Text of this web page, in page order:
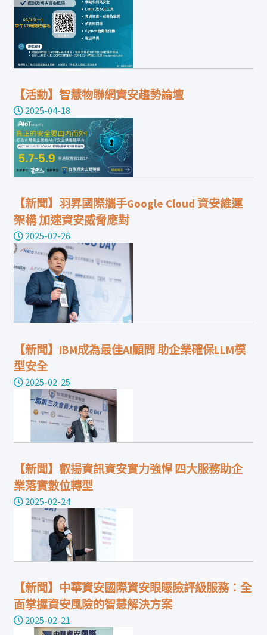
【活動】智慧物聯網資安趨勢論壇
2025-04-18
【新聞】羽昇國際攜手Google Cloud 資安維運
架構 加速資安威脅應對
2025-02-26
【新聞】IBM成為最佳AI顧問 助企業確保LLM模
型安全
2025-02-25
【新聞】叡揚資訊資安實力強悍 四大服務助企
業落實數位轉型
2025-02-24
【新聞】中華資安國際資安眼曝險評級服務：全
面掌握資安風險的智慧解決方案
2025-02-21